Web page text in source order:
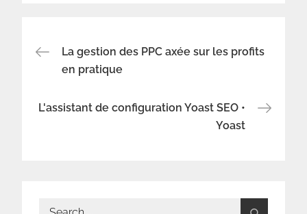
Navigation
de
La gestion des PPC axée sur les profits
en pratique
L'assistant de configuration Yoast SEO •
Yoast
Search